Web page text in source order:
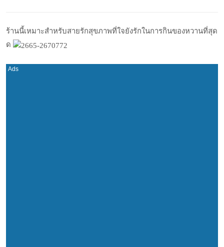
ร้านนี้เหมาะสำหรับสายรักสุขภาพที่ใจยังรักในการกินของหวานที่สุด
ด